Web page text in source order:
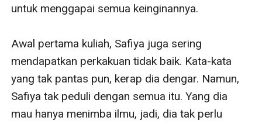
untuk menggapai semua keinginannya.
Awal pertama kuliah, Safiya juga sering
mendapatkan perkakuan tidak baik. Kata-kata
yang tak pantas pun, kerap dia dengar. Namun,
Safiya tak peduli dengan semua itu. Yang dia
mau hanya menimba ilmu, jadi, dia tak perlu